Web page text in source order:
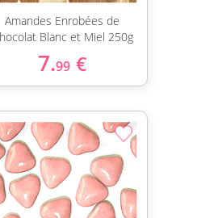
Amandes Enrobées de
Blanc et Miel 250g
7.99 €